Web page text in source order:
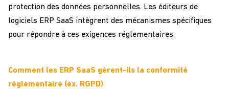
protection des données personnelles. Les éditeurs de
logiciels ERP SaaS intègrent des mécanismes spécifiques
pour répondre à ces exigences réglementaires.
Comment les ERP SaaS gèrent-ils la conformité
réglementaire (ex. RGPD)